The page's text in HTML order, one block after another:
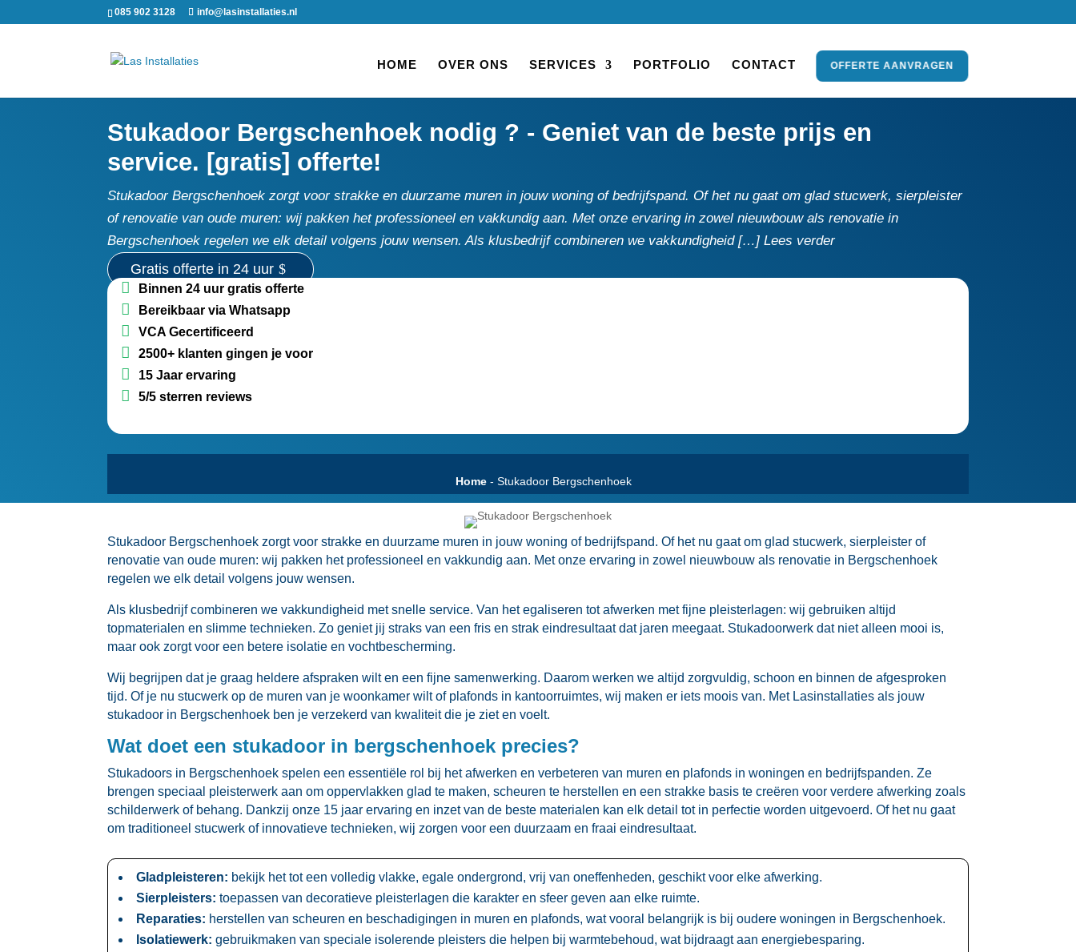
085 902 3128 info@lasinstallaties.nl
HOME OVER ONS SERVICES PORTFOLIO CONTACT OFFERTE AANVRAGEN
Stukadoor Bergschenhoek nodig ? - Geniet van de beste prijs en
service. [gratis] offerte!
Stukadoor Bergschenhoek zorgt voor strakke en duurzame muren in jouw woning of bedrijfspand.​ Of het nu gaat om glad stucwerk, sierpleister
of renovatie van oude muren: wij pakken het professioneel en vakkundig aan.​ Met onze ervaring in zowel nieuwbouw als renovatie in
Bergschenhoek regelen we elk detail volgens jouw wensen.​ Als klusbedrijf combineren we vakkundigheid […] Lees verder
Gratis offerte in 24 uur
Binnen 24 uur gratis offerte
Bereikbaar via Whatsapp
VCA Gecertificeerd
2500+ klanten gingen je voor
15 Jaar ervaring
5/5 sterren reviews
Home - Stukadoor Bergschenhoek
Stukadoor Bergschenhoek zorgt voor strakke en duurzame muren in jouw woning of bedrijfspand.​ Of het nu gaat om glad stucwerk, sierpleister of
renovatie van oude muren: wij pakken het professioneel en vakkundig aan.​ Met onze ervaring in zowel nieuwbouw als renovatie in Bergschenhoek
regelen we elk detail volgens jouw wensen.​
Als klusbedrijf combineren we vakkundigheid met snelle service.​ Van het egaliseren tot afwerken met fijne pleisterlagen: wij gebruiken altijd
topmaterialen en slimme technieken.​ Zo geniet jij straks van een fris en strak eindresultaat dat jaren meegaat.​ Stukadoorwerk dat niet alleen mooi is,
maar ook zorgt voor een betere isolatie en vochtbescherming.​
Wij begrijpen dat je graag heldere afspraken wilt en een fijne samenwerking.​ Daarom werken we altijd zorgvuldig, schoon en binnen de afgesproken
tijd.​ Of je nu stucwerk op de muren van je woonkamer wilt of plafonds in kantoorruimtes, wij maken er iets moois van.​ Met Lasinstallaties als jouw
stukadoor in Bergschenhoek ben je verzekerd van kwaliteit die je ziet en voelt.​
Wat doet een stukadoor in bergschenhoek precies?
Stukadoors in Bergschenhoek spelen een essentiële rol bij het afwerken en verbeteren van muren en plafonds in woningen en bedrijfspanden.​ Ze
brengen speciaal pleisterwerk aan om oppervlakken glad te maken, scheuren te herstellen en een strakke basis te creëren voor verdere afwerking zoals
schilderwerk of behang.​ Dankzij onze 15 jaar ervaring en inzet van de beste materialen kan elk detail tot in perfectie worden uitgevoerd.​ Of het nu gaat
om traditioneel stucwerk of innovatieve technieken, wij zorgen voor een duurzaam en fraai eindresultaat.​
Gladpleisteren: bekijk het tot een volledig vlakke, egale ondergrond, vrij van oneffenheden, geschikt voor elke afwerking.​
Sierpleisters: toepassen van decoratieve pleisterlagen die karakter en sfeer geven aan elke ruimte.​
Reparaties: herstellen van scheuren en beschadigingen in muren en plafonds, wat vooral belangrijk is bij oudere woningen in Bergschenhoek.​
Isolatiewerk: gebruikmaken van speciale isolerende pleisters die helpen bij warmtebehoud, wat bijdraagt aan energiebesparing.​